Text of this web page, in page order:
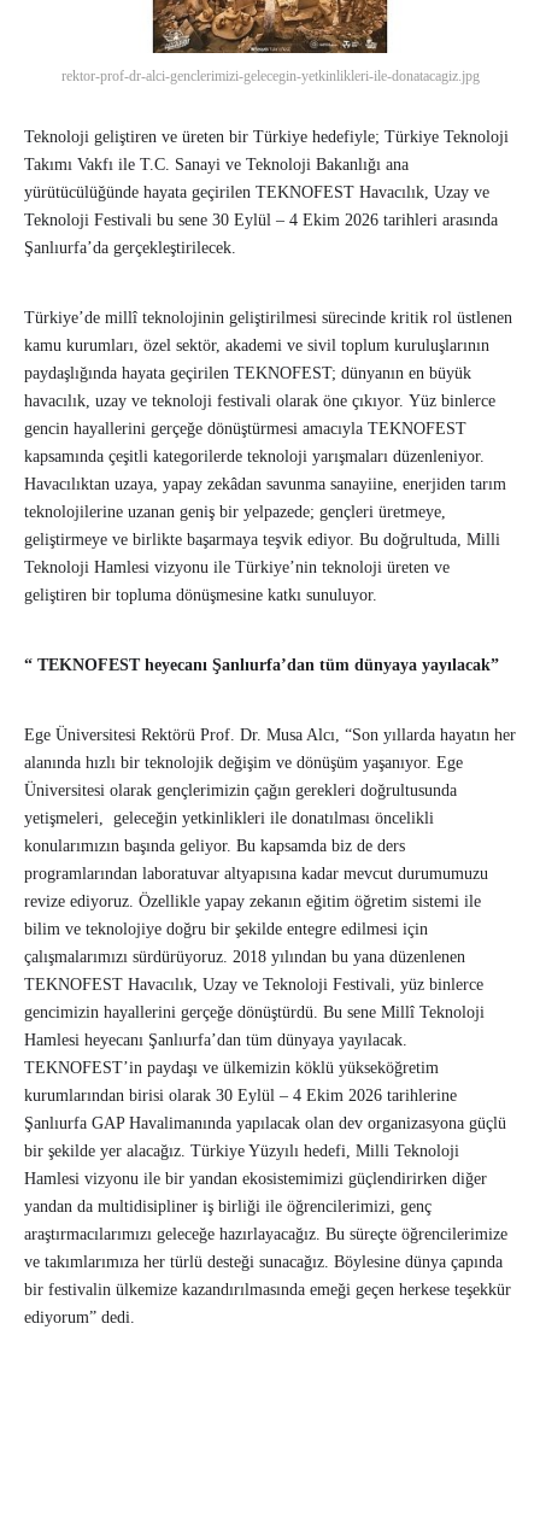
rektor-prof-dr-alci-genclerimizi-gelecegin-yetkinlikleri-ile-donatacagiz.jpg
Teknoloji geliştiren ve üreten bir Türkiye hedefiyle; Türkiye Teknoloji
Takımı Vakfı ile T.C. Sanayi ve Teknoloji Bakanlığı ana
yürütücülüğünde hayata geçirilen TEKNOFEST Havacılık, Uzay ve
Teknoloji Festivali bu sene 30 Eylül – 4 Ekim 2026 tarihleri arasında
Şanlıurfa’da gerçekleştirilecek.
Türkiye’de millî teknolojinin geliştirilmesi sürecinde kritik rol üstlenen
kamu kurumları, özel sektör, akademi ve sivil toplum kuruluşlarının
paydaşlığında hayata geçirilen TEKNOFEST; dünyanın en büyük
havacılık, uzay ve teknoloji festivali olarak öne çıkıyor. Yüz binlerce
gencin hayallerini gerçeğe dönüştürmesi amacıyla TEKNOFEST
kapsamında çeşitli kategorilerde teknoloji yarışmaları düzenleniyor.
Havacılıktan uzaya, yapay zekâdan savunma sanayiine, enerjiden tarım
teknolojilerine uzanan geniş bir yelpazede; gençleri üretmeye,
geliştirmeye ve birlikte başarmaya teşvik ediyor. Bu doğrultuda, Milli
Teknoloji Hamlesi vizyonu ile Türkiye’nin teknoloji üreten ve
geliştiren bir topluma dönüşmesine katkı sunuluyor.
“ TEKNOFEST heyecanı Şanlıurfa’dan tüm dünyaya yayılacak”
Ege Üniversitesi Rektörü Prof. Dr. Musa Alcı, “Son yıllarda hayatın her
alanında hızlı bir teknolojik değişim ve dönüşüm yaşanıyor. Ege
Üniversitesi olarak gençlerimizin çağın gerekleri doğrultusunda
yetişmeleri, geleceğin yetkinlikleri ile donatılması öncelikli
konularımızın başında geliyor. Bu kapsamda biz de ders
programlarından laboratuvar altyapısına kadar mevcut durumumuzu
revize ediyoruz. Özellikle yapay zekanın eğitim öğretim sistemi ile
bilim ve teknolojiye doğru bir şekilde entegre edilmesi için
çalışmalarımızı sürdürüyoruz. 2018 yılından bu yana düzenlenen
TEKNOFEST Havacılık, Uzay ve Teknoloji Festivali, yüz binlerce
gencimizin hayallerini gerçeğe dönüştürdü. Bu sene Millî Teknoloji
Hamlesi heyecanı Şanlıurfa’dan tüm dünyaya yayılacak.
TEKNOFEST’in paydaşı ve ülkemizin köklü yükseköğretim
kurumlarından birisi olarak 30 Eylül – 4 Ekim 2026 tarihlerine
Şanlıurfa GAP Havalimanında yapılacak olan dev organizasyona güçlü
bir şekilde yer alacağız. Türkiye Yüzyılı hedefi, Milli Teknoloji
Hamlesi vizyonu ile bir yandan ekosistemimizi güçlendirirken diğer
yandan da multidisipliner iş birliği ile öğrencilerimizi, genç
araştırmacılarımızı geleceğe hazırlayacağız. Bu süreçte öğrencilerimize
ve takımlarımıza her türlü desteği sunacağız. Böylesine dünya çapında
bir festivalin ülkemize kazandırılmasında emeği geçen herkese teşekkür
ediyorum” dedi.